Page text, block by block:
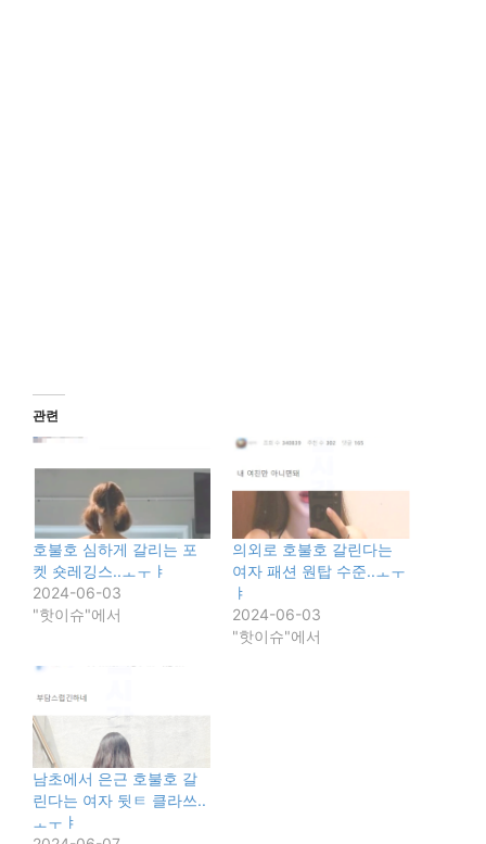
관련
호불호 심하게 갈리는 포
켓 숏레깅스..ㅗㅜㅑ
2024-06-03
"핫이슈"에서
의외로 호불호 갈린다는
여자 패션 원탑 수준..ㅗㅜ
ㅑ
2024-06-03
"핫이슈"에서
남초에서 은근 호불호 갈
린다는 여자 뒷ㅌ 클라쓰..
ㅗㅜㅑ